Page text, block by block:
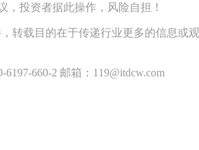
投资者据此操作，风险自担！
转载目的在于传递行业更多的信息或
660-2 邮箱：119@itdcw.com